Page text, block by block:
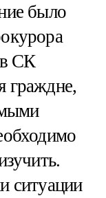
было
СК
граждне,
ситуации